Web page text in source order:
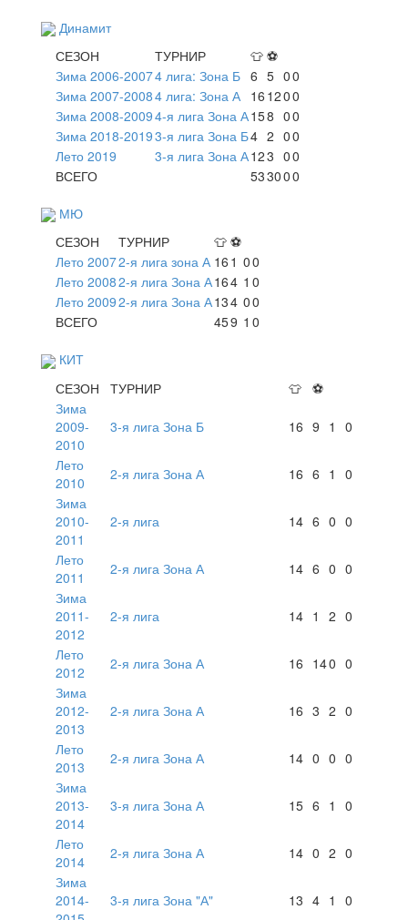
Динамит
СЕЗОН
ТУРНИР 👕 ⚽
Зима 2006-20074 лига: Зона Б 6 5 00
Зима 2007-20084 лига: Зона А 16 1200
Зима 2008-20094-я лига Зона А158 00
Зима 2018-20193-я лига Зона Б4 2 00
Лето 2019
3-я лига Зона А123 00
ВСЕГО
533000
МЮ
СЕЗОН
ТУРНИР 👕 ⚽
Лето 20072-я лига зона А 16 1 00
Лето 20082-я лига Зона А164 1 0
Лето 20092-я лига Зона А134 00
ВСЕГО
459 1 0
КИТ
СЕЗОН
ТУРНИР 👕 ⚽
Зима
2009-
2010
3-я лига Зона Б 16 9 1 0
Лето
2010
2-я лига Зона А 16 6 1
0
Зима
2010-
2011
2-я лига 14 6 0 0
Лето
2011
2-я лига Зона А 14 6 0 0
Зима
2011-
2012
2-я лига 14 1 2 0
Лето
2012
2-я лига Зона А 16 140 0
Зима
2012-
2013
2-я лига Зона А 16 3 2 0
Лето
2013
2-я лига Зона А 14 0 0 0
Зима
2013-
2014
3-я лига Зона А 15 6 1 0
Лето
2014
2-я лига Зона А 14 0 2 0
Зима
2014-
3-я лига Зона "А" 13 4 1 0